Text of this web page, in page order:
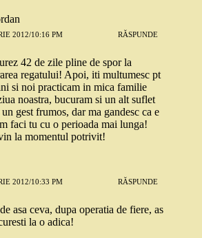
2012/10:16 PM RĂSPUNDE
42 de zile pline de spor la
regatului! Apoi, iti multumesc pt
si noi practicam in mica familie
noastra, bucuram si un alt suflet
gest frumos, dar ma gandesc ca e
faci tu cu o perioada mai lunga!
la momentul potrivit!
2012/10:33 PM RĂSPUNDE
asa ceva, dupa operatia de fiere, as
la o adica!